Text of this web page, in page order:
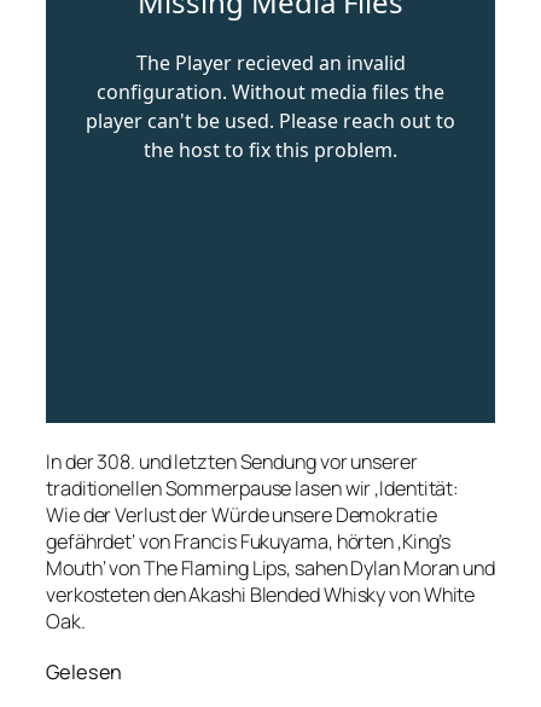
In der 308. und letzten Sendung vor unserer
traditionellen Sommerpause lasen wir ‚Identität:
Wie der Verlust der Würde unsere Demokratie
gefährdet‘ von Francis Fukuyama, hörten ‚King’s
Mouth‘ von The Flaming Lips, sahen Dylan Moran und
verkosteten den Akashi Blended Whisky von White
Oak.
Gelesen